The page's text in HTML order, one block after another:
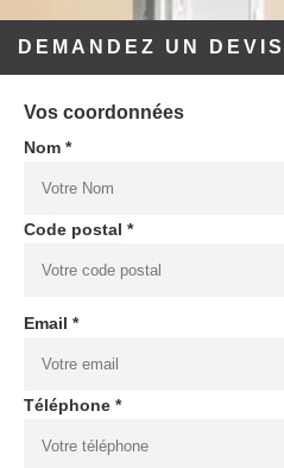
DEMANDEZ UN
Vos coordonnées
Nom *
Code postal *
Email *
Téléphone *